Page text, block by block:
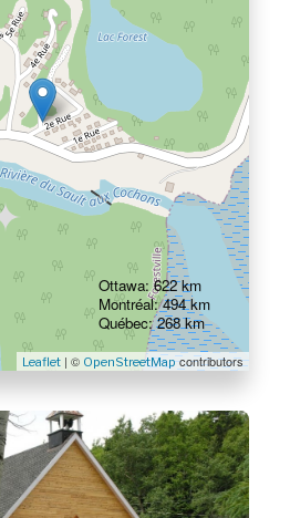
Leaflet| © OpenStreetMapcontributors
Ottawa: 622 km
Montréal: 494 km
Québec: 268 km